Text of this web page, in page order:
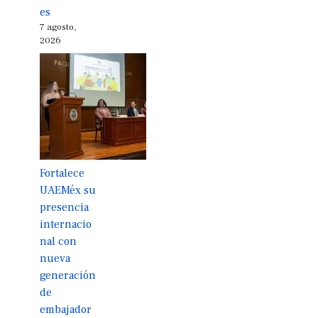
es
7 agosto,
2026
Fortalece
UAEMéx su
presencia
internacio
nal con
nueva
generación
de
embajador